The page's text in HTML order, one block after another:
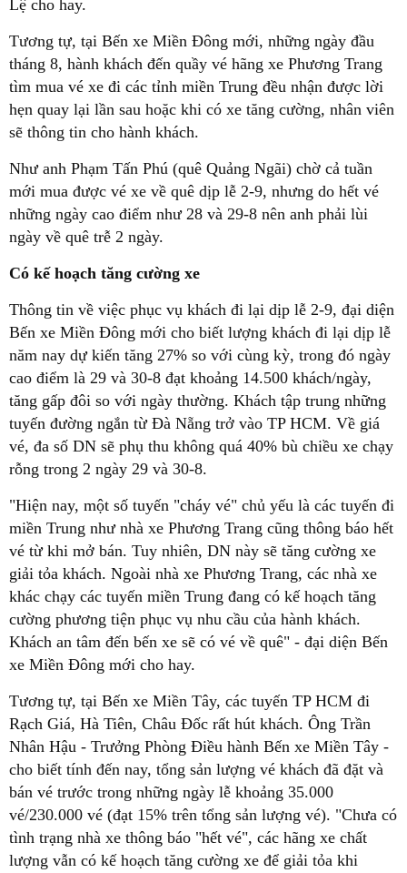
Lệ cho hay.
Tương tự, tại Bến xe Miền Đông mới, những ngày đầu
tháng 8, hành khách đến quầy vé hãng xe Phương Trang
tìm mua vé xe đi các tỉnh miền Trung đều nhận được lời
hẹn quay lại lần sau hoặc khi có xe tăng cường, nhân viên
sẽ thông tin cho hành khách.
Như anh Phạm Tấn Phú (quê Quảng Ngãi) chờ cả tuần
mới mua được vé xe về quê dịp lễ 2-9, nhưng do hết vé
những ngày cao điểm như 28 và 29-8 nên anh phải lùi
ngày về quê trễ 2 ngày.
Có kế hoạch tăng cường xe
Thông tin về việc phục vụ khách đi lại dịp lễ 2-9, đại diện
Bến xe Miền Đông mới cho biết lượng khách đi lại dịp lễ
năm nay dự kiến tăng 27% so với cùng kỳ, trong đó ngày
cao điểm là 29 và 30-8 đạt khoảng 14.500 khách/ngày,
tăng gấp đôi so với ngày thường. Khách tập trung những
tuyến đường ngắn từ Đà Nẵng trở vào TP HCM. Về giá
vé, đa số DN sẽ phụ thu không quá 40% bù chiều xe chạy
rỗng trong 2 ngày 29 và 30-8.
"Hiện nay, một số tuyến "cháy vé" chủ yếu là các tuyến đi
miền Trung như nhà xe Phương Trang cũng thông báo hết
vé từ khi mở bán. Tuy nhiên, DN này sẽ tăng cường xe
giải tỏa khách. Ngoài nhà xe Phương Trang, các nhà xe
khác chạy các tuyến miền Trung đang có kế hoạch tăng
cường phương tiện phục vụ nhu cầu của hành khách.
Khách an tâm đến bến xe sẽ có vé về quê" - đại diện Bến
xe Miền Đông mới cho hay.
Tương tự, tại Bến xe Miền Tây, các tuyến TP HCM đi
Rạch Giá, Hà Tiên, Châu Đốc rất hút khách. Ông Trần
Nhân Hậu - Trưởng Phòng Điều hành Bến xe Miền Tây -
cho biết tính đến nay, tổng sản lượng vé khách đã đặt và
bán vé trước trong những ngày lễ khoảng 35.000
vé/230.000 vé (đạt 15% trên tổng sản lượng vé). "Chưa có
tình trạng nhà xe thông báo "hết vé", các hãng xe chất
lượng vẫn có kế hoạch tăng cường xe để giải tỏa khi